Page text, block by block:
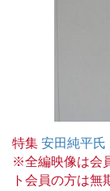
特集 安田純平氏
※全編映像は会
ト会員の方は無